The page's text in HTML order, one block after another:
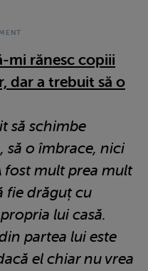
mi rănesc copiii
dar a trebuit să o
să schimbe
să o îmbrace, nici
fost mult prea mult
fie drăguț cu
lui casă.
partea lui este
el chiar nu vrea